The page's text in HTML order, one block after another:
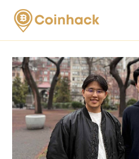
Skip
content